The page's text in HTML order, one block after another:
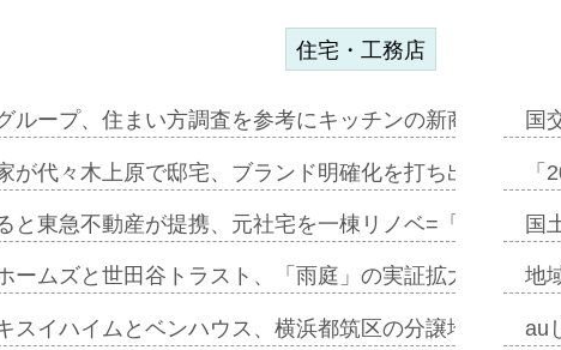
住宅・工務店
ループ、住まい方調査を参考にキッチンの新商品=「フ
が代々木上原で邸宅、ブランド明確化を打ち出す=年
と東急不動産が提携、元社宅を一棟リノベ=「職住遊」
ームズと世田谷トラスト、「雨庭」の実証拡大へ=ガー
スイハイムとベンハウス、横浜都筑区の分譲地開発で初
国
国
地
au